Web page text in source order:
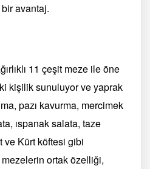
avantaj.
11 çeşit meze ile öne
kişilik sunuluyor ve yaprak
pazı kavurma, mercimek
ıspanak salata, taze
ve Kürt köftesi gibi
ortak özelliği,